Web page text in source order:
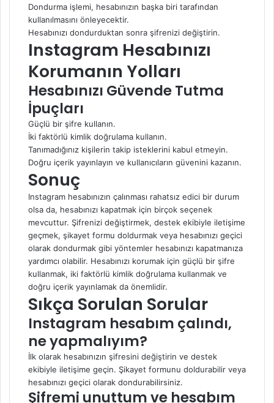
Dondurma işlemi, hesabınızın başka biri tarafından
kullanılmasını önleyecektir.
Hesabınızı dondurduktan sonra şifrenizi değiştirin.
Instagram Hesabınızı
Korumanın Yolları
Hesabınızı Güvende Tutma
İpuçları
Güçlü bir şifre kullanın.
İki faktörlü kimlik doğrulama kullanın.
Tanımadığınız kişilerin takip isteklerini kabul etmeyin.
Doğru içerik yayınlayın ve kullanıcıların güvenini kazanın.
Sonuç
Instagram hesabınızın çalınması rahatsız edici bir durum
olsa da, hesabınızı kapatmak için birçok seçenek
mevcuttur. Şifrenizi değiştirmek, destek ekibiyle iletişime
geçmek, şikayet formu doldurmak veya hesabınızı geçici
olarak dondurmak gibi yöntemler hesabınızı kapatmanıza
yardımcı olabilir. Hesabınızı korumak için güçlü bir şifre
kullanmak, iki faktörlü kimlik doğrulama kullanmak ve
doğru içerik yayınlamak da önemlidir.
Sıkça Sorulan Sorular
Instagram hesabım çalındı,
ne yapmalıyım?
İlk olarak hesabınızın şifresini değiştirin ve destek
ekibiyle iletişime geçin. Şikayet formunu doldurabilir veya
hesabınızı geçici olarak dondurabilirsiniz.
Şifremi unuttum ve hesabım